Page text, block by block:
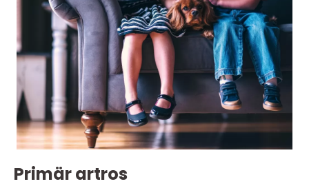
Primär artros